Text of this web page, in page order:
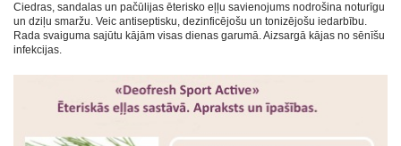
Ciedras, sandalas un pačūlijas ēterisko eļļu savienojums nodrošina noturīgu
un dziļu smaržu. Veic antiseptisku, dezinficējošu un tonizējošu iedarbību.
Rada svaiguma sajūtu kājām visas dienas garumā. Aizsargā kājas no sēnīšu
infekcijas.